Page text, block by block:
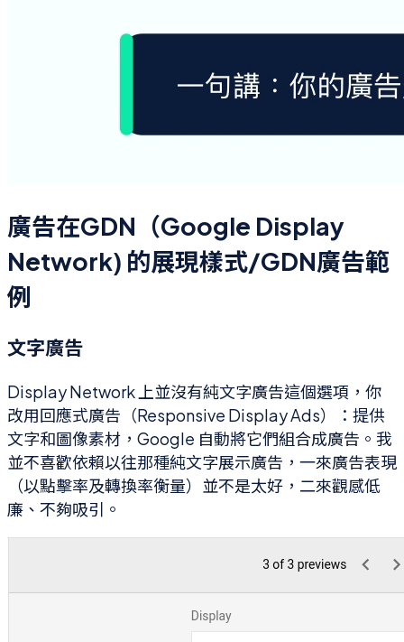
廣告在GDN（Google Display
Network) 的展現樣式/GDN廣告範
例
文字廣告
Display Network 上並沒有純文字廣告這個選項，你
改用回應式廣告（Responsive Display Ads）：提供
文字和圖像素材，Google 自動將它們組合成廣告。我
並不喜歡依賴以往那種純文字展示廣告，一來廣告表現
（以點擊率及轉換率衡量）並不是太好，二來觀感低
廉、不夠吸引。